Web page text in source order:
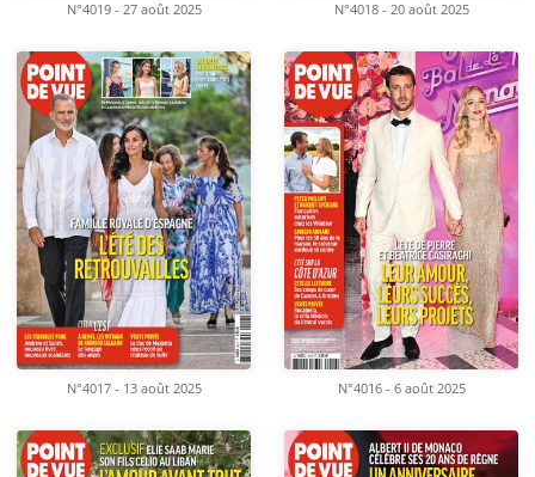
N°4019 - 27 août 2025 N°4018 - 20 août 2025
N°4017 - 13 août 2025 N°4016 - 6 août 2025